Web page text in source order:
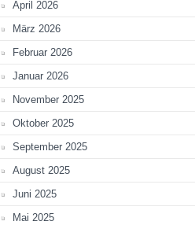
April 2026
März 2026
Februar 2026
Januar 2026
November 2025
Oktober 2025
September 2025
August 2025
Juni 2025
Mai 2025